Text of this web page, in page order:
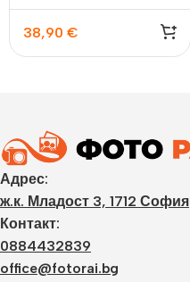
38,90 €
Адрес:
ж.к. Младост 3, 1712 София
Контакт:
0884432839
office@fotorai.bg